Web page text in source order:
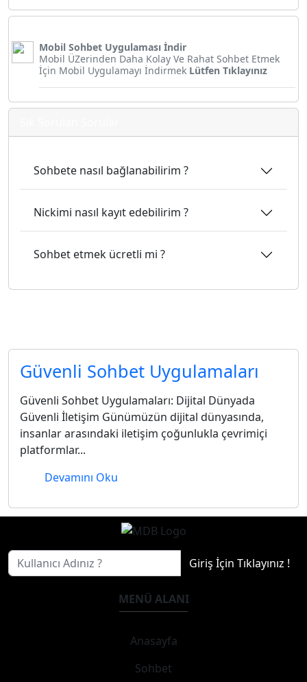
Mobil Sohbet Uygulaması İndir
Mobil ÜZerinden Daha Kolay Ve Rahat Sohbet Etmek
İçin Mobil Uygulamayı İndirmek Lütfen Tıklayınız
Sohbete nasıl bağlanabilirim ?
Nickimi nasıl kayıt edebilirim ?
Sohbet etmek ücretli mi ?
Güvenli Sohbet Uygulamaları
Güvenli Sohbet Uygulamaları: Dijital Dünyada
Güvenli İletişim Günümüzün dijital dünyasında,
insanlar arasındaki iletişim çoğunlukla çevrimiçi
platformlar...
Devamını Oku
Giriş İçin Tıklayınız !
MENÜ ALANI
Anasayfa
Sohbet